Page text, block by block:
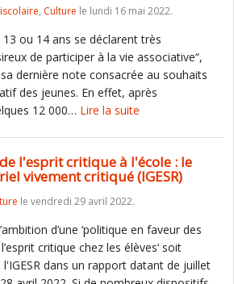
, Culture le lundi 16 mai 2022.
ou 14 ans se déclarent très
de participer à la vie associative“,
dernière note consacrée au souhaits
des jeunes. En effet, après
12 000… Lire la suite
l'esprit critique à l'école : le
vivement critiqué (IGESR)
le vendredi 29 avril 2022.
d’une ‘politique en faveur des
critique chez les élèves‘ soit
dans un rapport datant de juillet